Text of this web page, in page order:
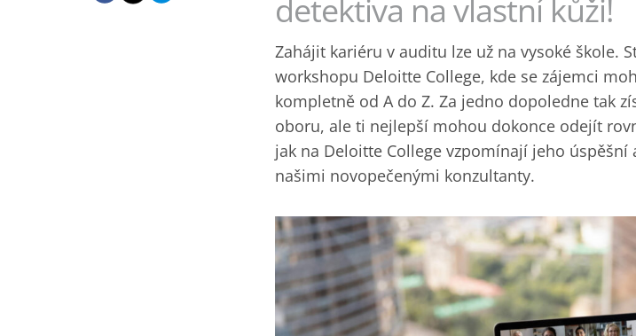
detektiva na vlastní kůži!
Zahájit kariéru v auditu lze už na vysoké škole.
workshopu Deloitte College, kde se zájemci
kompletně od A do Z. Za jedno dopoledne tak
oboru, ale ti nejlepší mohou dokonce odejít
jak na Deloitte College vzpomínají jeho
našimi novopečenými konzultanty.